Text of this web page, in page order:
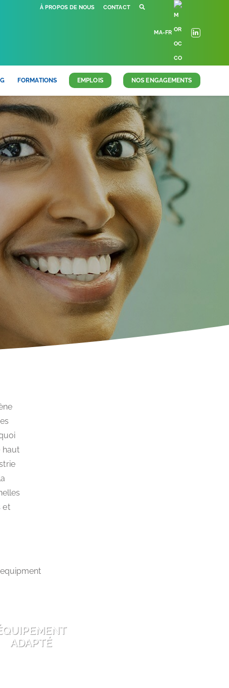
À PROPOS DE NOUS CONTACT
MA-FR
FORMATIONS EMPLOIS NOS ENGAGEMENTS
haut
et
ADAPTÉ